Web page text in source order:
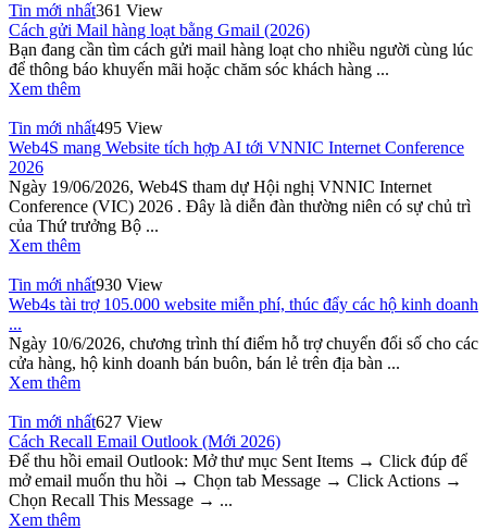
Tin mới nhất361 View
Cách gửi Mail hàng loạt bằng Gmail (2026)
Bạn đang cần tìm cách gửi mail hàng loạt cho nhiều người cùng lúc
để thông báo khuyến mãi hoặc chăm sóc khách hàng ...
Xem thêm
Tin mới nhất495 View
Web4S mang Website tích hợp AI tới VNNIC Internet Conference
2026
Ngày 19/06/2026, Web4S tham dự Hội nghị VNNIC Internet
Conference (VIC) 2026 . Đây là diễn đàn thường niên có sự chủ trì
của Thứ trưởng Bộ ...
Xem thêm
Tin mới nhất930 View
Web4s tài trợ 105.000 website miễn phí, thúc đẩy các hộ kinh doanh
...
Ngày 10/6/2026, chương trình thí điểm hỗ trợ chuyển đổi số cho các
cửa hàng, hộ kinh doanh bán buôn, bán lẻ trên địa bàn ...
Xem thêm
Tin mới nhất627 View
Cách Recall Email Outlook (Mới 2026)
Để thu hồi email Outlook: Mở thư mục Sent Items → Click đúp để
mở email muốn thu hồi → Chọn tab Message → Click Actions →
Chọn Recall This Message → ...
Xem thêm